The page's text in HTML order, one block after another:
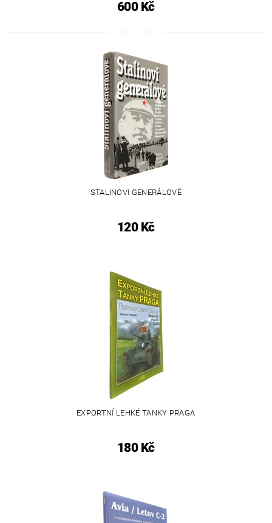
600 Kč
STALINOVI GENERÁLOVÉ
120 Kč
EXPORTNÍ LEHKÉ TANKY PRAGA
180 Kč